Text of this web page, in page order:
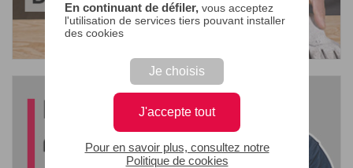
En continuant de défiler,vous acceptez
l'utilisation de services tiers pouvant installer
des cookies
Je choisis
J'accepte tout
Pour en savoir plus, consultez notre
Politique de cookies